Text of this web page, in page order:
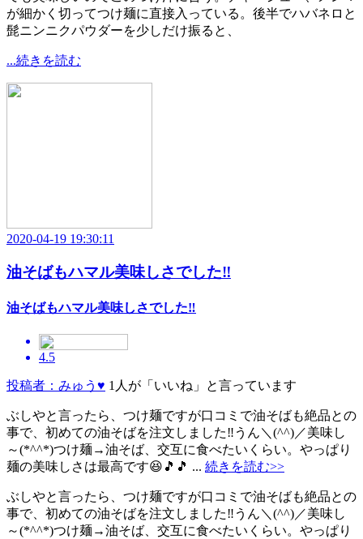
が細かく切ってつけ麺に直接入っている。後半でハバネロと
髭ニンニクパウダーを少しだけ振ると、
...続きを読む
2020-04-19 19:30:11
油そばもハマル美味しさでした‼️
油そばもハマル美味しさでした‼️
4.5
投稿者：みゅう♥ 1人が「いいね」と言っています
ぶしやと言ったら、つけ麺ですが口コミで油そばも絶品との
事で、初めての油そばを注文しました‼️うん＼(^^)／美味し
～(*^^*)つけ麺→油そば、交互に食べたいくらい。やっぱり
麺の美味しさは最高です😆🎵🎵 ... 続きを読む>>
ぶしやと言ったら、つけ麺ですが口コミで油そばも絶品との
事で、初めての油そばを注文しました‼️うん＼(^^)／美味し
～(*^^*)つけ麺→油そば、交互に食べたいくらい。やっぱり